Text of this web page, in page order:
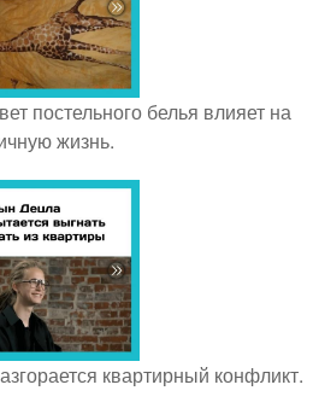
постельного белья влияет на
жизнь.
квартирный конфликт.